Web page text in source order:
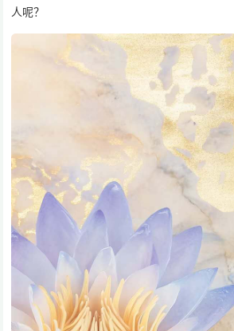
人呢？